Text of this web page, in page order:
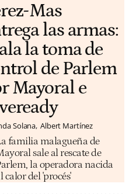
Mas
las armas:
la toma de
de Parlem
Mayoral e
Solana Albert Martínez
familia malagueña de
sale al rescate de
la operadora nacida
calor del 'procés'